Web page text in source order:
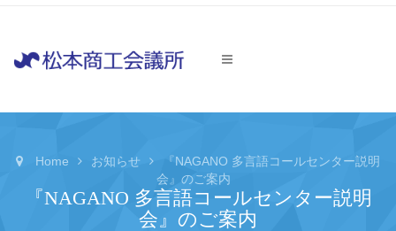
Home お知らせ
『NAGANO 多言語コールセンター説明
会』のご案内
『NAGANO 多言語コールセンター説明
会』のご案内